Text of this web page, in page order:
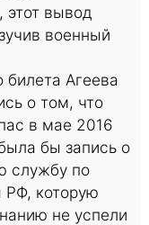
вывод
военный
Агеева
о том, что
в мае 2016
бы запись о
службу по
РФ, которую
не успели